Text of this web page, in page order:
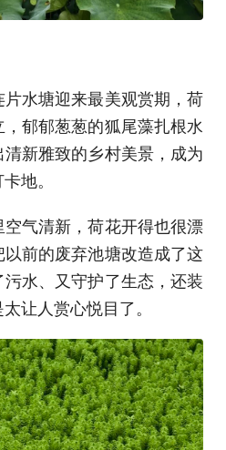
水塘迎来最美观赏期，荷
郁郁葱葱的狐尾藻扎根水
新雅致的乡村美景，成为
地。
气清新，荷花开得也很漂
前的废弃池塘改造成了这
水、又守护了生态，还装
让人赏心悦目了。